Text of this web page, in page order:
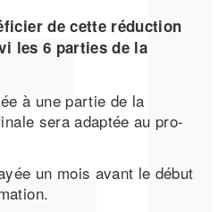
de cette réduction
les 6 parties de la
à une partie de la
sera adaptée au pro-
un mois avant le début